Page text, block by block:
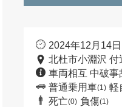
2024年12月14
北杜市小淵沢 付
車両相互 中破事
普通乗用車(1) 軽
死亡(0) 負傷(1)